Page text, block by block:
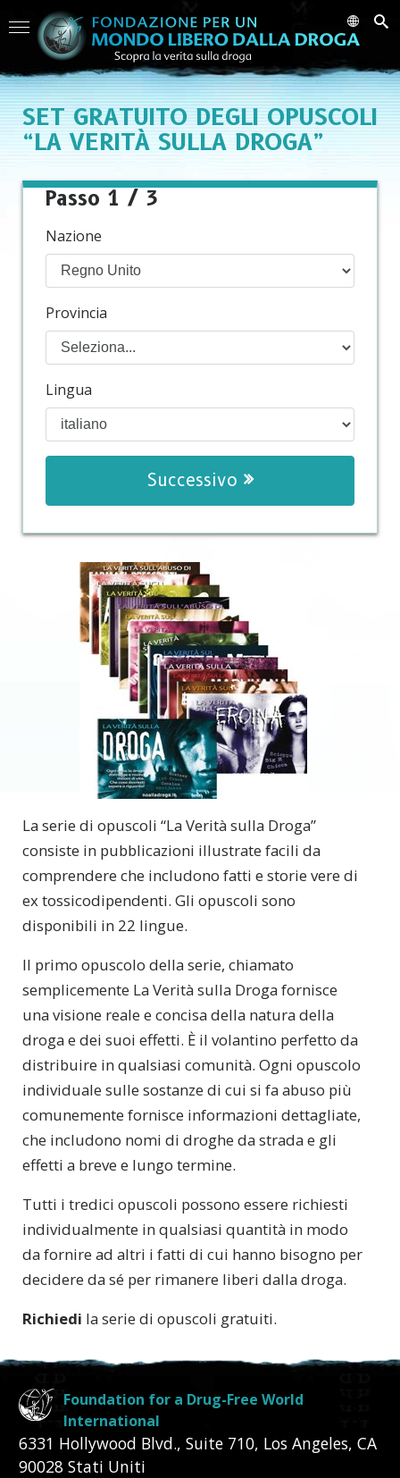
SETGRATUITODEGLI OPUSCOLI
“LA VERITÀ SULLA DROGA”
Passo 1 / 3
Nazione
Provincia
Lingua
Successivo
La serie di opuscoli “La Verità sulla Droga”
consiste in pubblicazioni illustrate facili da
comprendere che includono fatti e storie vere di
ex tossicodipendenti. Gli opuscoli sono
disponibili in 22 lingue.
Il primo opuscolo della serie, chiamato
semplicemente La Verità sulla Drogafornisce
una visione reale e concisa della natura della
droga e dei suoi effetti. È il volantino perfetto da
distribuire in qualsiasi comunità. Ogni opuscolo
individuale sulle sostanze di cui si fa abuso più
comunemente fornisce informazioni dettagliate,
che includono nomi di droghe da strada e gli
effetti a breve e lungo termine.
Tutti i tredici opuscoli possono essere richiesti
individualmente in qualsiasi quantità in modo
da fornire ad altri i fatti di cui hanno bisogno per
decidere da sé per rimanere liberi dalla droga.
Richiedi la serie di opuscoli gratuiti.
Foundation for a Drug-Free World
International
6331 Hollywood Blvd., Suite 710, Los Angeles, CA
90028 Stati Uniti